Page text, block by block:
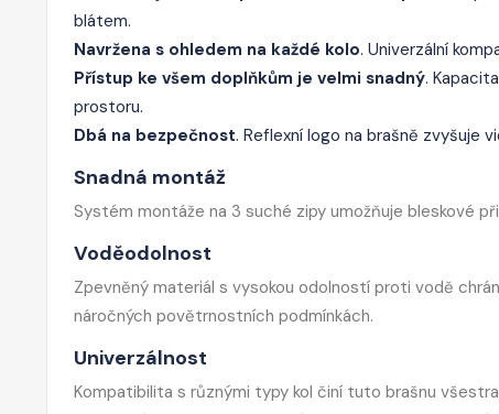
blátem.
Navržena s ohledem na každé kolo. Univerzální
Přístup ke všem doplňkům je velmi snadný.
prostoru.
Dbá na bezpečnost. Reflexní logo na brašně zvyšuje
Snadná montáž
Systém montáže na 3 suché zipy umožňuje bleskové
Voděodolnost
Zpevněný materiál s vysokou odolností proti vodě
náročných povětrnostních podmínkách.
Univerzálnost
Kompatibilita s různými typy kol činí tuto brašnu